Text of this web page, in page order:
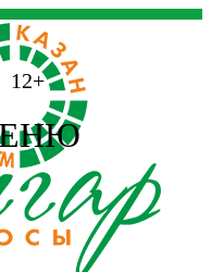
12+